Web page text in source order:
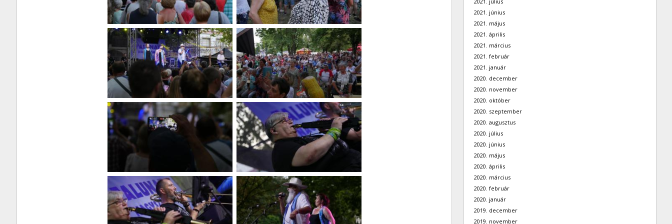
2021. június
2021. május
2021. április
2021. március
2021. február
2021. január
2020. december
2020. november
2020. október
2020. szeptember
2020. augusztus
2020. július
2020. június
2020. május
2020. április
2020. március
2020. február
2020. január
2019. december
2019. november